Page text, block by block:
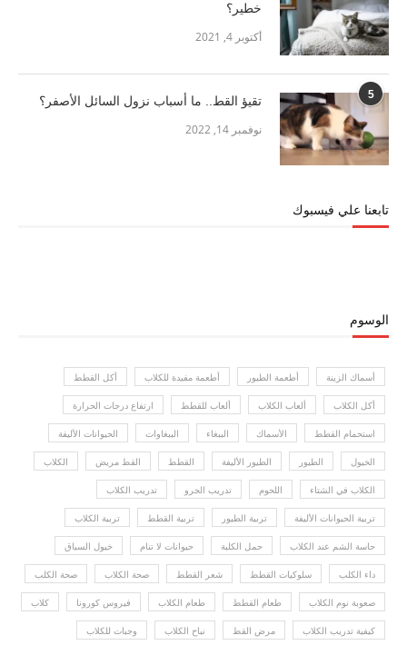
خطير؟
أكتوبر 4, 2021
5 تقيؤ القط.. ما أسباب نزول السائل الأصفر؟
نوفمبر 14, 2022
تابعنا علي فيسبوك
الوسوم
أسماك الزينة أطعمة الطيور أطعمة مفيدة للكلاب أكل القطط
أكل الكلاب ألعاب الكلاب ألعاب للقطط ارتفاع درجات الحرارة
استحمام القطط الأسماك الببغاء الببغاوات الحيوانات الأليفة
الخيول الطيور الطيور الأليفة القطط القط مريض الكلاب
الكلاب في الشتاء اللحوم تدريب الجرو تدريب الكلاب
تربية الحيوانات الأليفة تربية الطيور تربية القطط تربية الكلاب
حاسة الشم عند الكلاب حمل الكلبة حيوانات لا تنام خيول السباق
داء الكلب سلوكيات القطط شعر القطط صحة الكلاب صحة الكلب
صعوبة نوم الكلاب طعام القطط طعام الكلاب فيروس كورونا كلاب
كيفية تدريب الكلاب مرض القط نباح الكلاب وجبات للكلاب